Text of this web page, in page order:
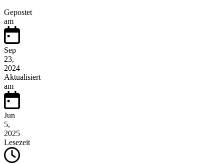
Gepostet
am
Sep
23,
2024
Aktualisiert
am
Jun
5,
2025
Lesezeit